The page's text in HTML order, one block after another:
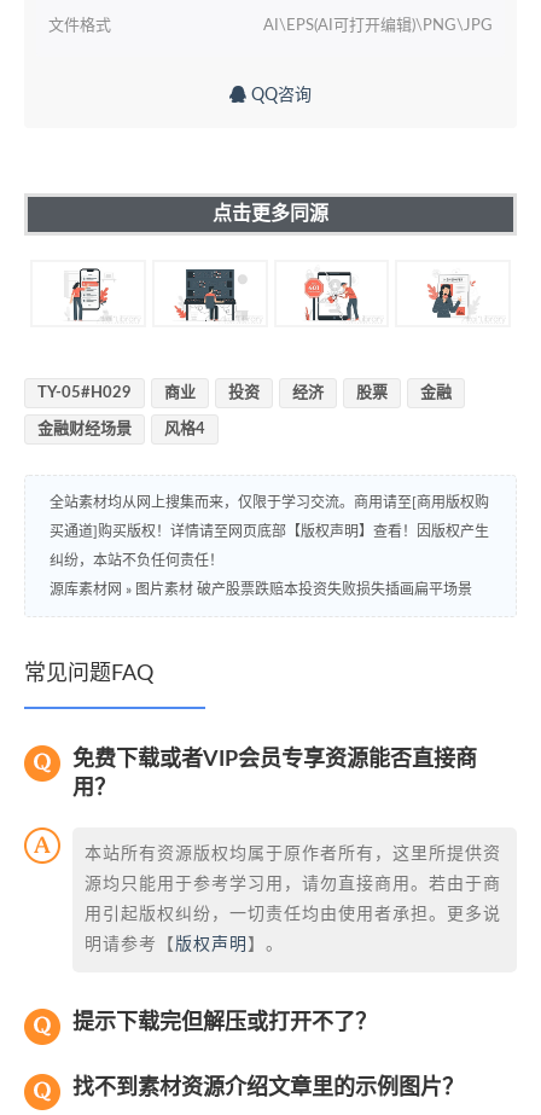
文件格式 AI\EPS(AI可打开编辑)\PNG\JPG
QQ咨询
点击更多同源
TY-05#H029 商业 投资 经济 股票 金融
金融财经场景 风格4
全站素材均从网上搜集而来，仅限于学习交流。商用请至[商用版权购
买通道]购买版权！详情请至网页底部【版权声明】查看！因版权产生
纠纷，本站不负任何责任！
源库素材网 » 图片素材 破产股票跌赔本投资失败损失插画扁平场景
常见问题FAQ
免费下载或者VIP会员专享资源能否直接商
用？
本站所有资源版权均属于原作者所有，这里所提供资
源均只能用于参考学习用，请勿直接商用。若由于商
用引起版权纠纷，一切责任均由使用者承担。更多说
明请参考【 版权声明 】。
提示下载完但解压或打开不了？
找不到素材资源介绍文章里的示例图片？